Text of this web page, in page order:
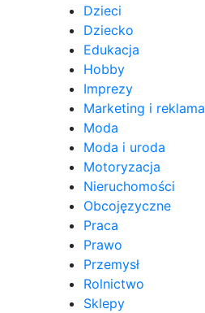
Dzieci
Dziecko
Edukacja
Hobby
Imprezy
Marketing i reklama
Moda
Moda i uroda
Motoryzacja
Nieruchomości
Obcojęzyczne
Praca
Prawo
Przemysł
Rolnictwo
Sklepy